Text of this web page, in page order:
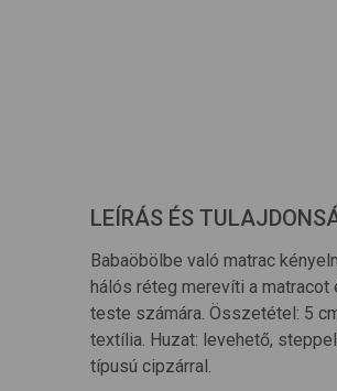
LEÍRÁS ÉS
Babaöbölbe való matrac
hálós réteg merevíti a
teste számára. Összetétel: 5
textília. Huzat: levehető,
típusú cipzárral.